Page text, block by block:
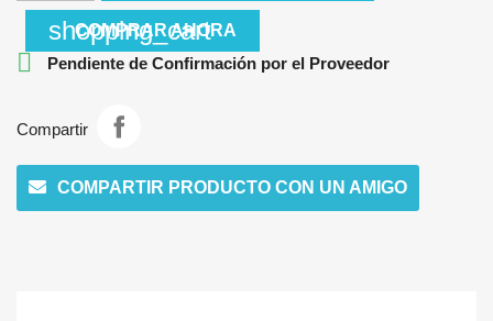
shopping_cart
COMPRAR AHORA
 Pendiente de Confirmación por el Proveedor
Compartir
COMPARTIR PRODUCTO CON UN AMIGO